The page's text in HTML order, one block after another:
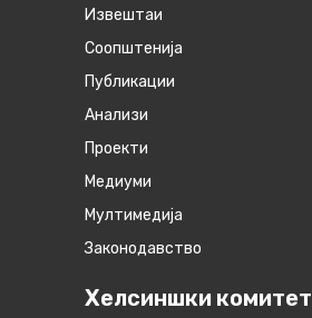
Извештаи
Соопштенија
Публикации
Анализи
Проекти
Медиуми
Мултимедија
Законодавство
Хелсиншки комитет